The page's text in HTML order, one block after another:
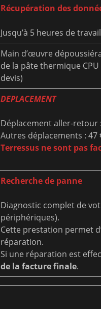
Récupération des
Jusqu’à 5 heures de
Main d’œuvre
de la pâte thermique
devis)
DEPLACEMENT
Déplacement aller-retour
Autres déplacements : 47
Terressus ne sont pas
Recherche de panne
Diagnostic complet de
périphériques).
Cette prestation permet
réparation.
Si une réparation est
de la facture finale.